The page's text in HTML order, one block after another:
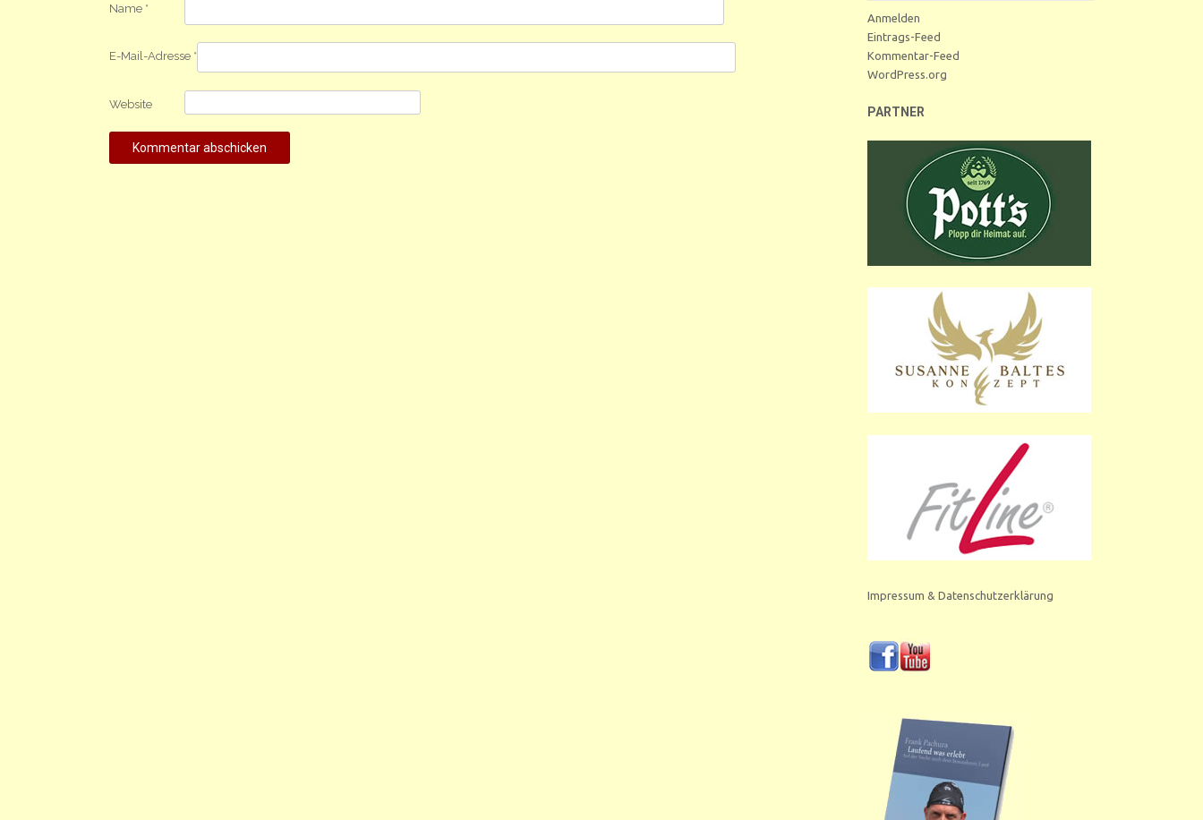
Name *
E-Mail-Adresse *
Website
Anmelden
Eintrags-Feed
Kommentar-Feed
WordPress.org
PARTNER
Impressum & Datenschutzerklärung